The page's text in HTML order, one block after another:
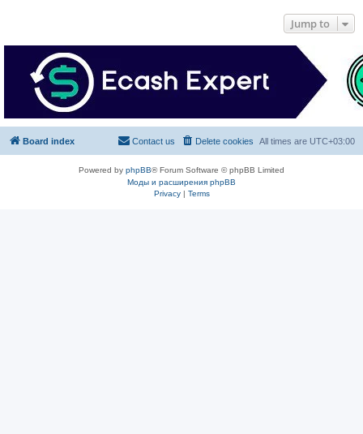
Jump to
Board index All times are UTC+03:00
Delete cookies
Contact us
Powered by phpBB® Forum Software © phpBB Limited
Моды и расширения phpBB
Privacy| Terms